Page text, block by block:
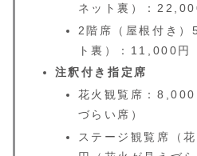
ネット裏）：​
2階席（屋根付き）
ト裏）：​11,000円 ​
注釈付き指定席
花火観覧席：​8,000
づらい席）​
ステージ観覧席（